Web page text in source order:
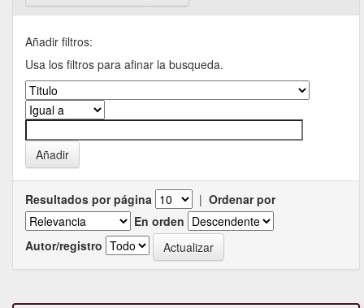
Añadir filtros:
Usa los filtros para afinar la busqueda.
Resultados por página | Ordenar por
En orden
Autor/registro